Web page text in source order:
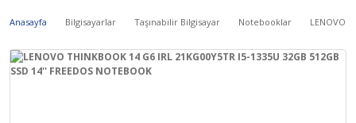
Anasayfa Bilgisayarlar Taşınabilir Bilgisayar Notebooklar LENOVO